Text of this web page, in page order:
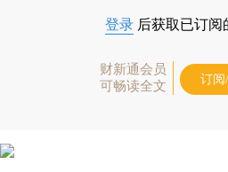
登录 后获取已订阅
财新通会员
可畅读全文
订阅